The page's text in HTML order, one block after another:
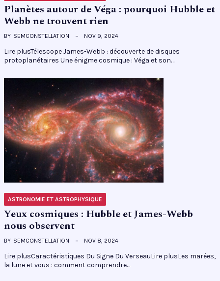
Planètes autour de Véga : pourquoi Hubble et
Webb ne trouvent rien
BY SEMCONSTELLATION NOV 9, 2024
Lire plusTélescope James-Webb : découverte de disques
protoplanétaires Une énigme cosmique : Véga et son…
ASTRONOMIE ET ASTROPHYSIQUE
Yeux cosmiques : Hubble et James-Webb
nous observent
BY SEMCONSTELLATION NOV 8, 2024
Lire plusCaractéristiques Du Signe Du VerseauLire plusLes marées,
la lune et vous : comment comprendre…